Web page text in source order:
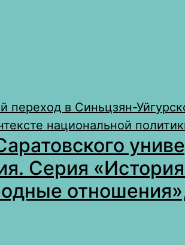
переход в Синьцзян-
национальной
Серия